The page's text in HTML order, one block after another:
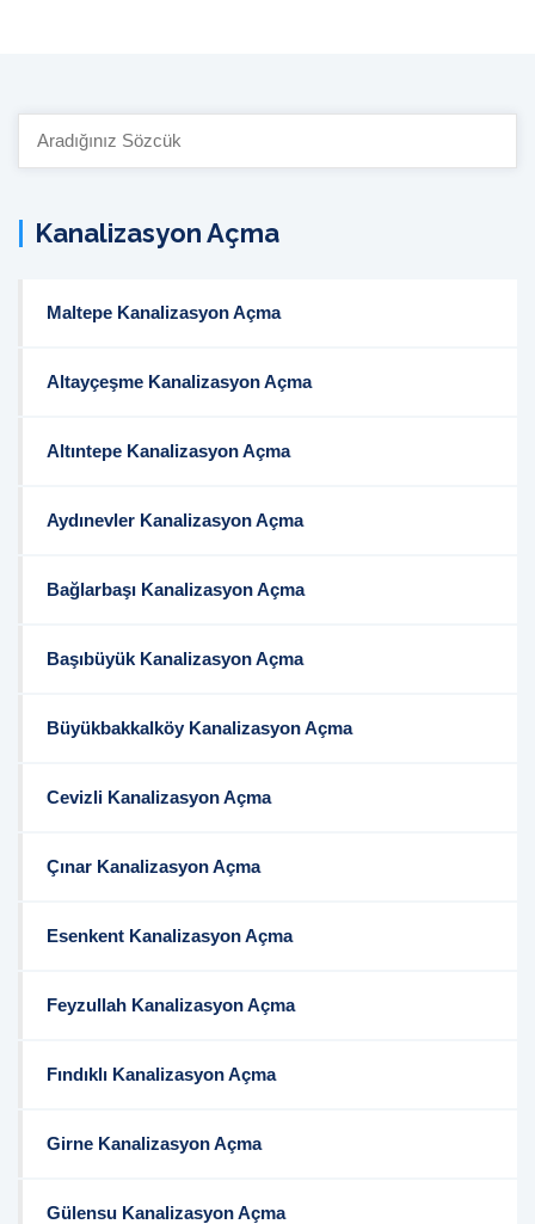
Site
İçi
Kanalizasyon Açma
Maltepe Kanalizasyon Açma
Altayçeşme Kanalizasyon Açma
Altıntepe Kanalizasyon Açma
Aydınevler Kanalizasyon Açma
Bağlarbaşı Kanalizasyon Açma
Başıbüyük Kanalizasyon Açma
Büyükbakkalköy Kanalizasyon Açma
Cevizli Kanalizasyon Açma
Çınar Kanalizasyon Açma
Esenkent Kanalizasyon Açma
Feyzullah Kanalizasyon Açma
Fındıklı Kanalizasyon Açma
Girne Kanalizasyon Açma
Gülensu Kanalizasyon Açma